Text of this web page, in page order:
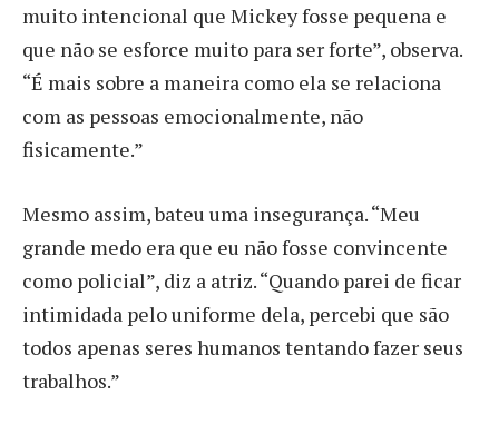
muito intencional que Mickey fosse pequena e
que não se esforce muito para ser forte”, observa.
“É mais sobre a maneira como ela se relaciona
com as pessoas emocionalmente, não
fisicamente.”
Mesmo assim, bateu uma insegurança. “Meu
grande medo era que eu não fosse convincente
como policial”, diz a atriz. “Quando parei de ficar
intimidada pelo uniforme dela, percebi que são
todos apenas seres humanos tentando fazer seus
trabalhos.”